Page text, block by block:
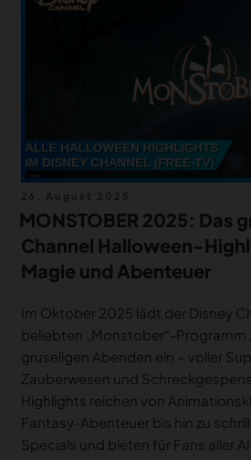
am
MONSTOBER 2025: Das
Channel Halloween-
Magie und Abenteuer
Im Oktober 2025 lädt der Disney
beliebten „Monstober“-Programm
gruseligen Abenden ein – voller
Zauberwesen und
Highlights reichen von
Fantasy-Abenteuer bis hin zu
Specials und bieten für Fans aller